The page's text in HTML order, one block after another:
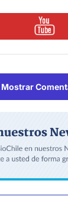
Mostrar